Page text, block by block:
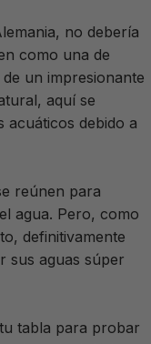
no debería
como una de
un impresionante
aquí se
acuáticos debido a
reúnen para
agua. Pero, como
definitivamente
sus aguas súper
tabla para probar